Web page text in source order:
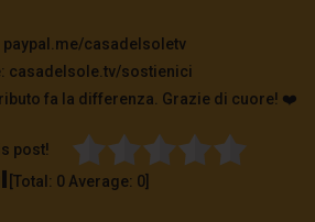
paypal.me/casadelsoletv
casadelsole.tv/sostienici
fa la differenza. Grazie di cuore! ❤️
post!
[Total: 0 Average: 0